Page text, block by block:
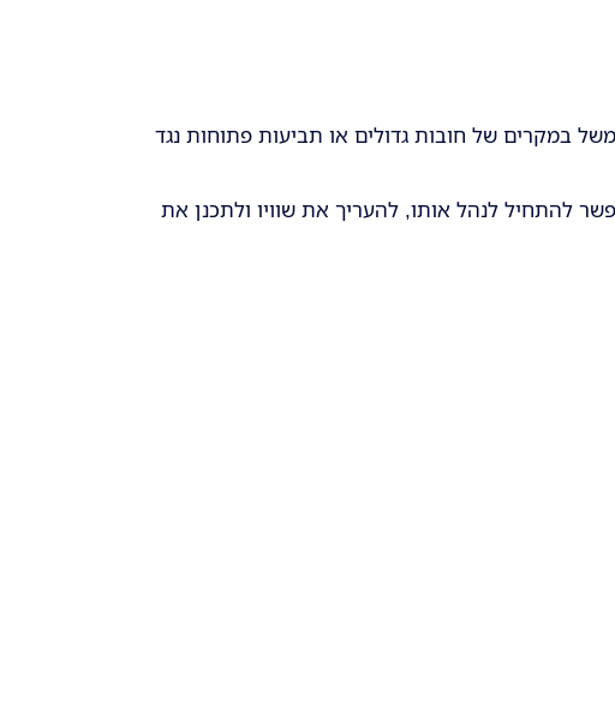
במקרים של חובות גדולים או תביעות פתוחות נגד
להתחיל לנהל אותו, להעריך את שוויו ולתכנן את